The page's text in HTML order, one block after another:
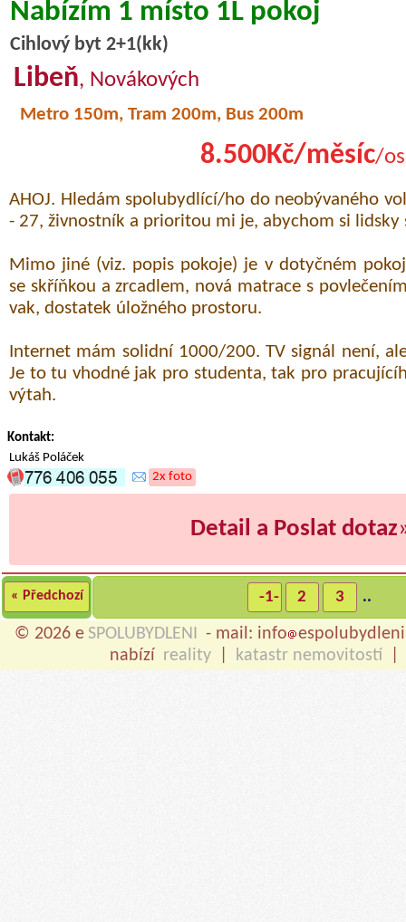
Nabízím 1 místo 1L pokoj
Cihlový byt 2+1(kk)
Libeň, Novákových
Metro 150m, Tram 200m, Bus 200m
8.500Kč/měsíc/
AHOJ. Hledám spolubydlící/ho do neobývaného
- 27, živnostník a prioritou mi je, abychom si lidsky
Mimo jiné (viz. popis pokoje) je v dotyčném
se skříňkou a zrcadlem, nová matrace s
vak, dostatek úložného prostoru.
Internet mám solidní 1000/200. TV signál není,
Je to tu vhodné jak pro studenta, tak pro
výtah.
Kontakt:
Lukáš Poláček
2x foto
Detail a Poslat dotaz
« Předchozí -1- 2 3 ..
© 2026 e SPOLUBYDLENI - mail: info
nabízí reality katastr nemovitostí